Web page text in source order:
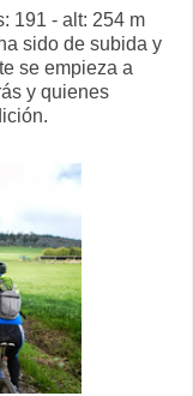
191 - alt: 254 m
sido de subida y
se empieza a
y quienes